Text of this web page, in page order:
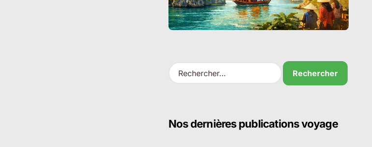
R
e
rNos dernières publications voyage